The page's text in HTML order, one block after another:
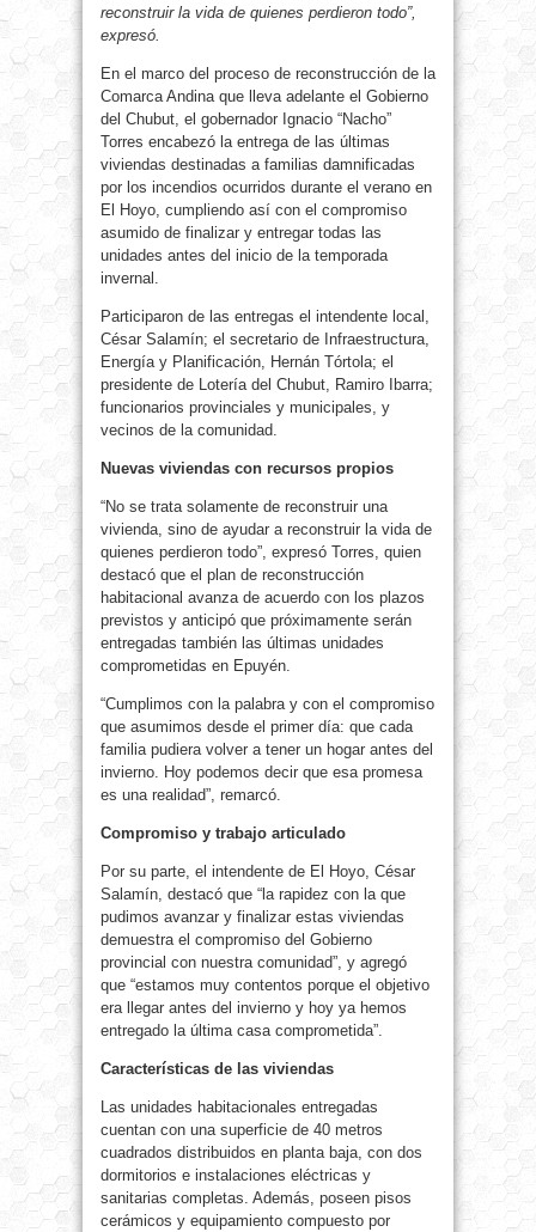
reconstruir la vida de quienes perdieron todo”,
expresó.
En el marco del proceso de reconstrucción de la
Comarca Andina que lleva adelante el Gobierno
del Chubut, el gobernador Ignacio “Nacho”
Torres encabezó la entrega de las últimas
viviendas destinadas a familias damnificadas
por los incendios ocurridos durante el verano en
El Hoyo, cumpliendo así con el compromiso
asumido de finalizar y entregar todas las
unidades antes del inicio de la temporada
invernal.
Participaron de las entregas el intendente local,
César Salamín; el secretario de Infraestructura,
Energía y Planificación, Hernán Tórtola; el
presidente de Lotería del Chubut, Ramiro Ibarra;
funcionarios provinciales y municipales, y
vecinos de la comunidad.
Nuevas viviendas con recursos propios
“No se trata solamente de reconstruir una
vivienda, sino de ayudar a reconstruir la vida de
quienes perdieron todo”, expresó Torres, quien
destacó que el plan de reconstrucción
habitacional avanza de acuerdo con los plazos
previstos y anticipó que próximamente serán
entregadas también las últimas unidades
comprometidas en Epuyén.
“Cumplimos con la palabra y con el compromiso
que asumimos desde el primer día: que cada
familia pudiera volver a tener un hogar antes del
invierno. Hoy podemos decir que esa promesa
es una realidad”, remarcó.
Compromiso y trabajo articulado
Por su parte, el intendente de El Hoyo, César
Salamín, destacó que “la rapidez con la que
pudimos avanzar y finalizar estas viviendas
demuestra el compromiso del Gobierno
provincial con nuestra comunidad”, y agregó
que “estamos muy contentos porque el objetivo
era llegar antes del invierno y hoy ya hemos
entregado la última casa comprometida”.
Características de las viviendas
Las unidades habitacionales entregadas
cuentan con una superficie de 40 metros
cuadrados distribuidos en planta baja, con dos
dormitorios e instalaciones eléctricas y
sanitarias completas. Además, poseen pisos
cerámicos y equipamiento compuesto por